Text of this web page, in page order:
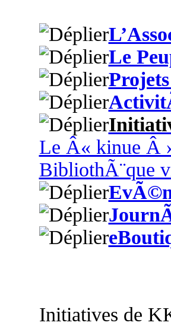
Le
Le Â« kinue Â
BibliothÃ¨que
Initiatives de